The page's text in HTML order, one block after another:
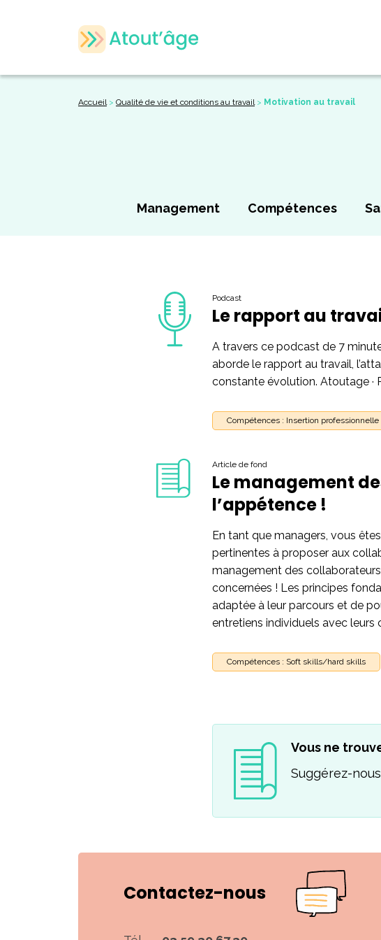
Accueil> Qualité de vie et conditions au travail> Motivation au travail
Management Compétences
Podcast
Le rapport au
A travers ce podcast de 7
aborde le rapport au travail,
constante évolution. Atoutage ·
Compétences : Insertion professionnelle
Article de fond
Le management
l’appétence !
En tant que managers, vous
pertinentes à proposer aux
management des
concernées ! Les principes
adaptée à leur parcours et de
entretiens individuels avec leurs
Compétences : Soft skills/hard skills
Vous ne
Suggérez-
Contactez-nous